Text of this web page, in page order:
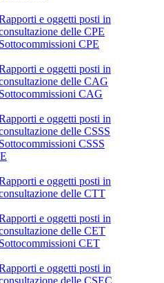
e oggetti posti in
delle CPE
Sottocommissioni CPE
e oggetti posti in
delle CAG
Sottocommissioni CAG
e oggetti posti in
delle CSSS
Sottocommissioni CSSS
e oggetti posti in
delle CTT
e oggetti posti in
delle CET
Sottocommissioni CET
e oggetti posti in